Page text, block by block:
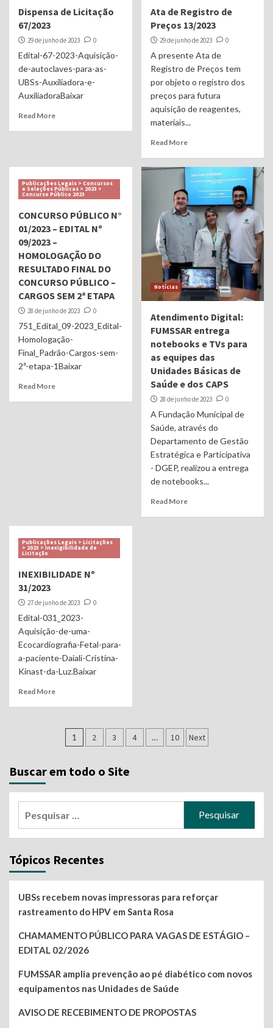
Dispensa de Licitação
67/2023
29 de junho de 2023 0
Edital-67-2023-Aquisição-
de-autoclaves-para-as-
UBSs-Auxiliadora-e-
AuxiliadoraBaixar
Read More
Ata de Registro de
Preços 13/2023
29 de junho de 2023 0
A presente Ata de
Registro de Preços tem
por objeto o registro dos
preços para futura
aquisição de reagentes,
materiais...
Read More
Publicações Legais > Concursos
e Seleções Públicas > 2023 >
Concurso Público 2023
CONCURSO PÚBLICO N°
01/2023 – EDITAL Nº
09/2023 –
HOMOLOGAÇÃO DO
RESULTADO FINAL DO
CONCURSO PÚBLICO –
CARGOS SEM 2ª ETAPA
28 de junho de 2023 0
751_Edital_09-2023_Edital-
Homologação-
Final_Padrão-Cargos-sem-
2ª-etapa-1Baixar
Read More
Notícias
Atendimento Digital:
FUMSSAR entrega
notebooks e TVs para
as equipes das
Unidades Básicas de
Saúde e dos CAPS
28 de junho de 2023 0
A Fundação Municipal de
Saúde, através do
Departamento de Gestão
Estratégica e Participativa
- DGEP, realizou a entrega
de notebooks...
Read More
Publicações Legais > Licitações
> 2023 > Inexigibilidade de
Licitação
INEXIBILIDADE Nº
31/2023
27 de junho de 2023 0
Edital-031_2023-
Aquisição-de-uma-
Ecocardiografia-Fetal-para-
a-paciente-Daiali-Cristina-
Kinast-da-Luz.Baixar
Read More
Navegação
posts
1 2 3 4 … 10 Next
Buscar em todo o Site
Tópicos Recentes
UBSs recebem novas impressoras para reforçar
rastreamento do HPV em Santa Rosa
CHAMAMENTO PÚBLICO PARA VAGAS DE ESTÁGIO –
EDITAL 02/2026
FUMSSAR amplia prevenção ao pé diabético com novos
equipamentos nas Unidades de Saúde
AVISO DE RECEBIMENTO DE PROPOSTAS